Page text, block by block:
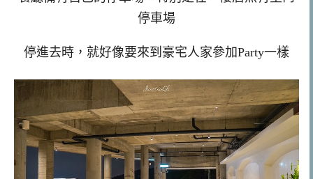
停車場
停進去時，就好像要來到豪宅人家參加Party一樣